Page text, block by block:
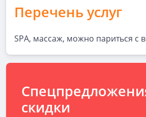
Перечень услуг
SPA, массаж, можно париться с
скидки